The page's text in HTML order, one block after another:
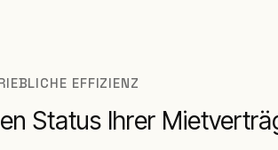
EFFIZIENZ
Status Ihrer